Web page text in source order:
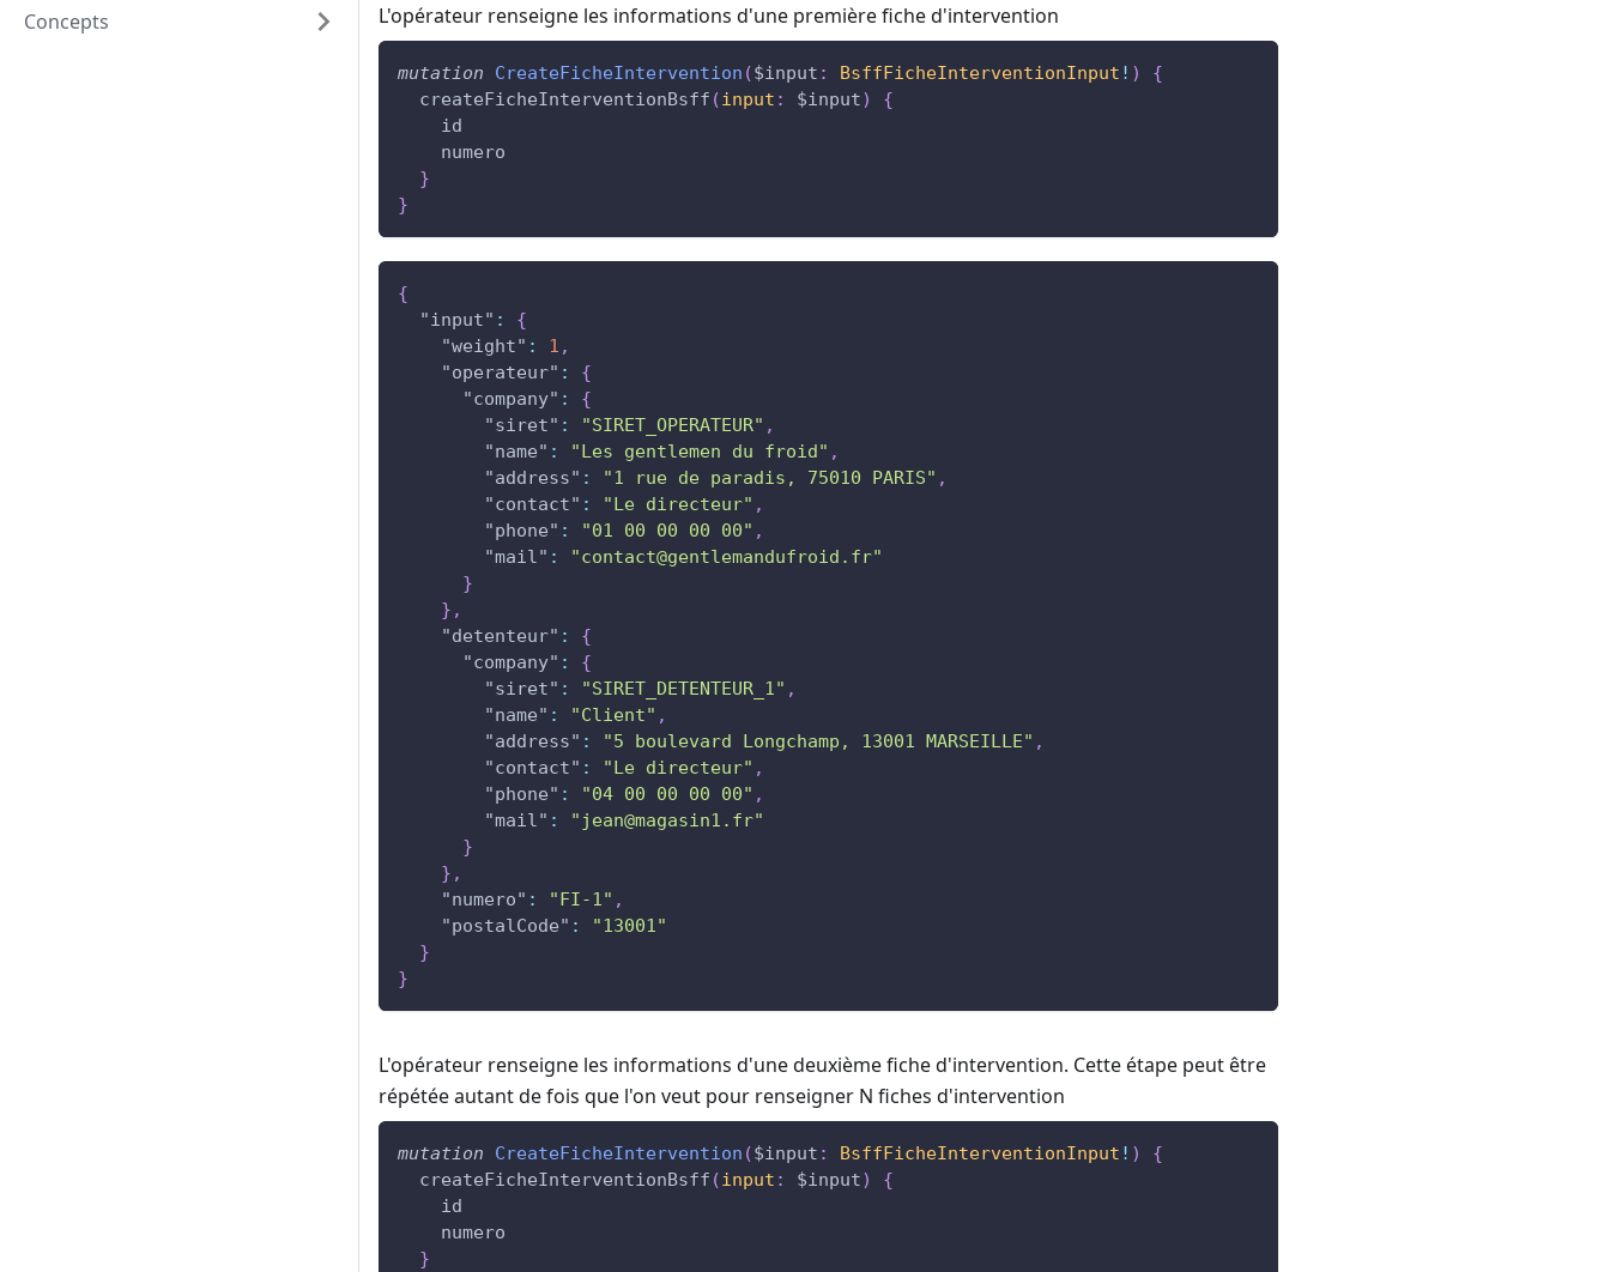
Concepts
L'opérateur renseigne les informations d'une première fiche d'intervention
mutation CreateFicheIntervention ($input : BsffFicheInterventionInput ! )
{
createFicheInterventionBsff (input : $input)
{
id
numero
}
}
{
"input" :
{
"weight" : 1 ,
"operateur" :
{
"company" :
{
"siret" : "SIRET_OPERATEUR" ,
"name" : "Les gentlemen du froid" ,
"address" : "1 rue de paradis, 75010 PARIS" ,
"contact" : "Le directeur" ,
"phone" : "01 00 00 00 00" ,
"mail" :
"contact@gentlemandufroid.fr"
}
} ,
"detenteur" :
{
"company" :
{
"siret" : "SIRET_DETENTEUR_1" ,
"name" : "Client" ,
"address" : "5 boulevard Longchamp, 13001 MARSEILLE" ,
"contact" : "Le directeur" ,
"phone" : "04 00 00 00 00" ,
"mail" :
"jean@magasin1.fr"
}
} ,
"numero" : "FI-1" ,
"postalCode" :
"13001"
}
}
L'opérateur renseigne les informations d'une deuxième fiche d'intervention. Cette étape peut être
répétée autant de fois que l'on veut pour renseigner N fiches d'intervention
mutation CreateFicheIntervention ($input : BsffFicheInterventionInput ! )
{
createFicheInterventionBsff (input : $input)
{
id
numero
}